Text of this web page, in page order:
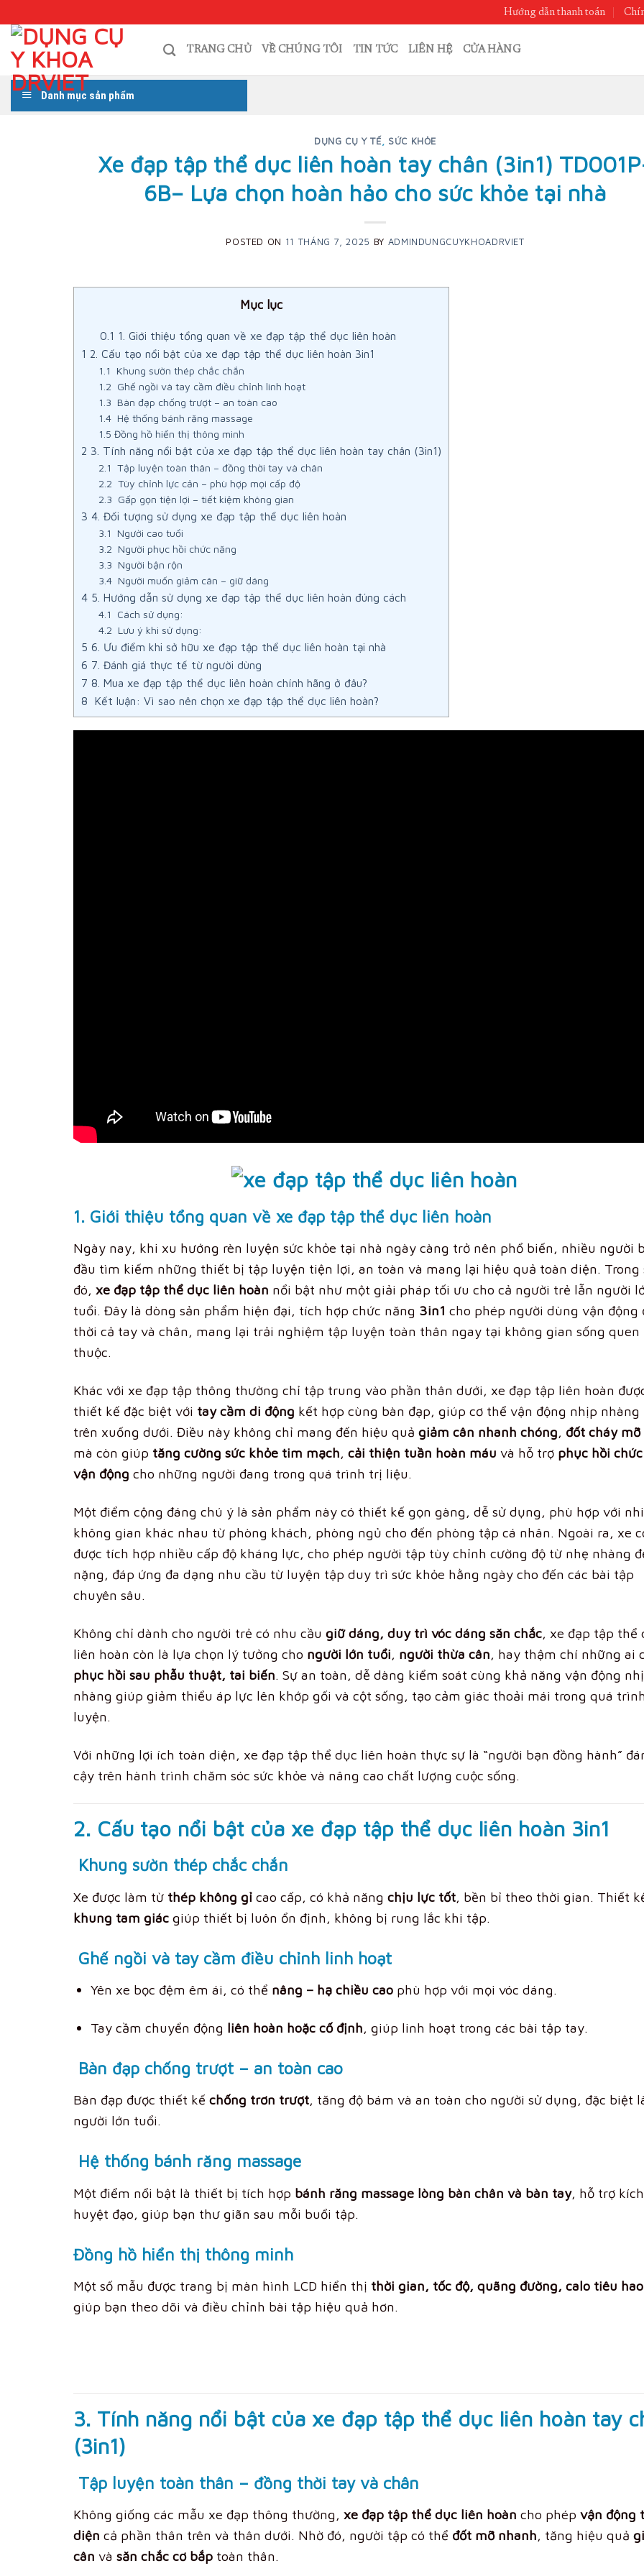
content
Hướng dẫn thanh toán
TRANG CHỦ VỀ CHÚNG TÔI TIN TỨC LIÊN HỆ CỬA HÀNG
Danh mục sản phẩm
DỤNG CỤ Y TẾ, SỨC KHỎE
Xe đạp tập thể dục liên hoàn tay chân (3in1)
6B– Lựa chọn hoàn hảo cho sức khỏe tại nhà
POSTED ON 11 THÁNG 7, 2025 BY ADMINDUNGCUYKHOADRVIET
Mục lục
0.1 1. Giới thiệu tổng quan về xe đạp tập thể dục liên hoàn
1 2. Cấu tạo nổi bật của xe đạp tập thể dục liên hoàn 3in1
1.1 Khung sườn thép chắc chắn
1.2 Ghế ngồi và tay cầm điều chỉnh linh hoạt
1.3 Bàn đạp chống trượt – an toàn cao
1.4Hệ thống bánh răng massage
1.5 Đồng hồ hiển thị thông minh
2 3. Tính năng nổi bật của xe đạp tập thể dục liên hoàn tay chân (3in1)
2.1 Tập luyện toàn thân – đồng thời tay và chân
2.2 Tùy chỉnh lực cản – phù hợp mọi cấp độ
2.3 Gấp gọn tiện lợi – tiết kiệm không gian
3 4. Đối tượng sử dụng xe đạp tập thể dục liên hoàn
3.1 Người cao tuổi
3.2 Người phục hồi chức năng
3.3 Người bận rộn
3.4Người muốn giảm cân – giữ dáng
4 5. Hướng dẫn sử dụng xe đạp tập thể dục liên hoàn đúng cách
4.1 Cách sử dụng:
4.2 Lưu ý khi sử dụng:
5 6. Ưu điểm khi sở hữu xe đạp tập thể dục liên hoàn tại nhà
6 7. Đánh giá thực tế từ người dùng
7 8. Mua xe đạp tập thể dục liên hoàn chính hãng ở đâu?
8 Kết luận: Vì sao nên chọn xe đạp tập thể dục liên hoàn?
1. Giới thiệu tổng quan về xe đạp tập thể dục liên hoàn
Ngày nay, khi xu hướng rèn luyện sức khỏe tại nhà ngày càng trở nên phổ biến, nhiều người
đầu tìm kiếm những thiết bị tập luyện tiện lợi, an toàn và mang lại hiệu quả toàn diện. Trong
đó, xe đạp tập thể dục liên hoàn nổi bật như một giải pháp tối ưu cho cả người trẻ lẫn người
tuổi. Đây là dòng sản phẩm hiện đại, tích hợp chức năng 3in1 cho phép người dùng vận động
thời cả tay và chân, mang lại trải nghiệm tập luyện toàn thân ngay tại không gian sống quen
thuộc.
Khác với xe đạp tập thông thường chỉ tập trung vào phần thân dưới, xe đạp tập liên hoàn
thiết kế đặc biệt với tay cầm di động kết hợp cùng bàn đạp, giúp cơ thể vận động nhịp nhàng
trên xuống dưới. Điều này không chỉ mang đến hiệu quả giảm cân nhanh chóng, đốt cháy
mà còn giúp tăng cường sức khỏe tim mạch, cải thiện tuần hoàn máu và hỗ trợ phục hồi
vận động cho những người đang trong quá trình trị liệu.
Một điểm cộng đáng chú ý là sản phẩm này có thiết kế gọn gàng, dễ sử dụng, phù hợp với
không gian khác nhau từ phòng khách, phòng ngủ cho đến phòng tập cá nhân. Ngoài ra, xe
được tích hợp nhiều cấp độ kháng lực, cho phép người tập tùy chỉnh cường độ từ nhẹ nhàng
nặng, đáp ứng đa dạng nhu cầu từ luyện tập duy trì sức khỏe hằng ngày cho đến các bài tập
chuyên sâu.
Không chỉ dành cho người trẻ có nhu cầu giữ dáng, duy trì vóc dáng săn chắc, xe đạp tập thể
liên hoàn còn là lựa chọn lý tưởng cho người lớn tuổi, người thừa cân, hay thậm chí những ai
phục hồi sau phẫu thuật, tai biến. Sự an toàn, dễ dàng kiểm soát cùng khả năng vận động
nhàng giúp giảm thiểu áp lực lên khớp gối và cột sống, tạo cảm giác thoải mái trong quá
luyện.
Với những lợi ích toàn diện, xe đạp tập thể dục liên hoàn thực sự là “người bạn đồng hành”
cậy trên hành trình chăm sóc sức khỏe và nâng cao chất lượng cuộc sống.
2. Cấu tạo nổi bật của xe đạp tập thể dục liên hoàn 3in1
Khung sườn thép chắc chắn
Xe được làm từ thép không gỉ cao cấp, có khả năng chịu lực tốt, bền bỉ theo thời gian. Thiết
khung tam giác giúp thiết bị luôn ổn định, không bị rung lắc khi tập.
Ghế ngồi và tay cầm điều chỉnh linh hoạt
Yên xe bọc đệm êm ái, có thể nâng – hạ chiều caophù hợp với mọi vóc dáng.
Tay cầm chuyển động liên hoàn hoặc cố định, giúp linh hoạt trong các bài tập tay.
Bàn đạp chống trượt – an toàn cao
Bàn đạp được thiết kế chống trơn trượt, tăng độ bám và an toàn cho người sử dụng, đặc biệt
người lớn tuổi.
Hệ thống bánh răng massage
Một điểm nổi bật là thiết bị tích hợp bánh răng massage lòng bàn chân và bàn tay, hỗ trợ
huyệt đạo, giúp bạn thư giãn sau mỗi buổi tập.
Đồng hồ hiển thị thông minh
Một số mẫu được trang bị màn hình LCD hiển thị thời gian, tốc độ, quãng đường, calo tiêu hao
giúp bạn theo dõi và điều chỉnh bài tập hiệu quả hơn.
3. Tính năng nổi bật của xe đạp tập thể dục liên hoàn tay
(3in1)
Tập luyện toàn thân – đồng thời tay và chân
Không giống các mẫu xe đạp thông thường, xe đạp tập thể dục liên hoàn cho phép vận động
diện cả phần thân trên và thân dưới. Nhờ đó, người tập có thể đốt mỡ nhanh, tăng hiệu quả
cân và săn chắc cơ bắp toàn thân.